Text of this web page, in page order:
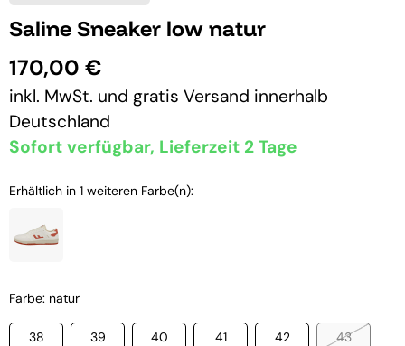
Saline Sneaker low natur
170,00 €
inkl. MwSt. und gratis Versand innerhalb
Deutschland
Sofort verfügbar, Lieferzeit 2 Tage
Erhältlich in 1 weiteren Farbe(n):
Farbe: natur
38 39 40 41 42 43